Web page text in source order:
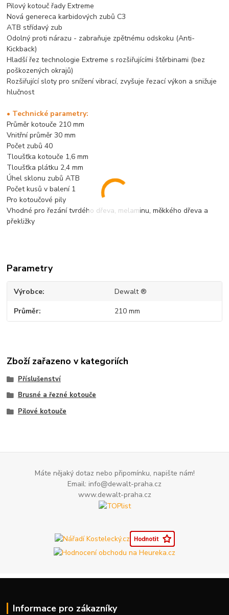
Pilový kotouč řady Extreme
Nová genereca karbidových zubů C3
ATB střídavý zub
Odolný proti nárazu - zabraňuje zpětnému odskoku (Anti-
Kickback)
Hladší řez technologie Extreme s rozšiřujícími štěrbinami (bez
poškozených okrajů)
Rozšiřující sloty pro snížení vibrací, zvyšuje řezací výkon a snižuje
hlučnost
• Technické parametry:
Průměr kotouče 210 mm
Vnitřní průměr 30 mm
Počet zubů 40
Tloušťka kotouče 1,6 mm
Tloušťka plátku 2,4 mm
Úhel sklonu zubů ATB
Počet kusů v balení 1
Pro kotoučové pily
Vhodné pro řezání tvrdého dřeva, melaminu, měkkého dřeva a
překližky
Parametry
Výrobce Dewalt ®
Průměr 210 mm
Zboží zařazeno v kategoriích
Příslušenství
Brusné a řezné kotouče
Pilové kotouče
Máte nějaký dotaz nebo připomínku, napište nám!
Email: info@dewalt-praha.cz
www.dewalt-praha.cz
Informace pro zákazníky